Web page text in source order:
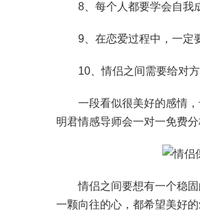
8、每个人都要学会自我成
9、在恋爱过程中，一定要
10、情侣之间需要给对方
一段看似很美好的感情，
明君情感导师会一对一免费分
情侣之间要想有一个稳固
一颗向往的心，都希望美好